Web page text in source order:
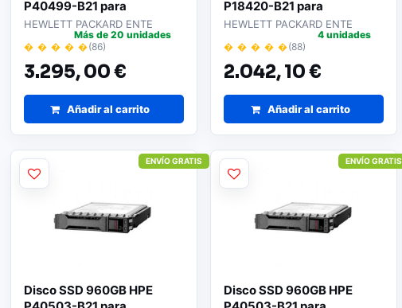
P40499-B21 para
Servidores
HEWLETT PACKARD ENTE
� � � � �(86)
3.295,00 €
Más de 20 unidades
Añadir al carrito
P18420-B21 para
Servidores
HEWLETT PACKARD ENTE
� � � � �(88)
2.042,10 €
4 unidades
Añadir al carrito
Disco SSD 960GB HPE
ENVÍO GRATIS
Disco SSD 960GB HPE
ENVÍO GRATIS